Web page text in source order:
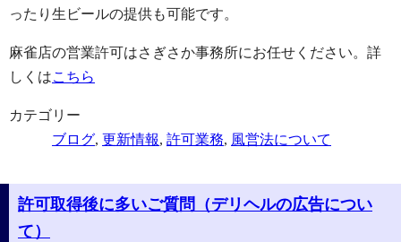
ったり生ビールの提供も可能です。
麻雀店の営業許可はさぎさか事務所にお任せください。詳
しくはこちら
カテゴリー
ブログ, 更新情報, 許可業務, 風営法について
許可取得後に多いご質問（デリヘルの広告につい
て）